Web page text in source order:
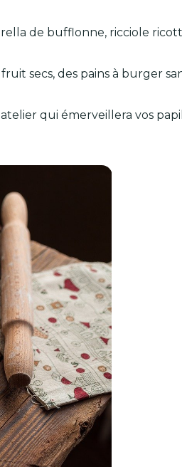
de bufflonne, ricciole
secs, des pains à burger
qui émerveillera vos